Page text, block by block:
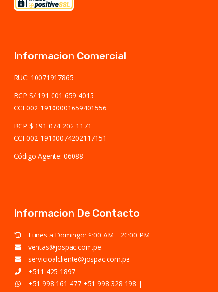
Informacion Comercial
RUC: 10071917865
BCP S/ 191 001 659 4015
CCI 002-19100001659401556
BCP $ 191 074 202 1171
CCI 002-19100074202117151
Código Agente: 06088
Informacion De Contacto
Lunes a Domingo: 9:00 AM - 20:00 PM
ventas@jospac.com.pe
servicioalcliente@jospac.com.pe
+511 425 1897
+51 998 161 477 +51 998 328 198 |